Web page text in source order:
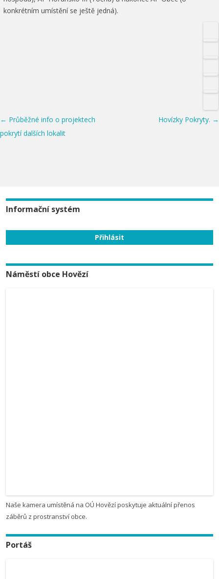
konkrétním umístění se ještě jedná).
Post navigation
← Průběžné info o projektech
pokrytí dalších lokalit
Hovízky Pokryty. →
Informační systém
Náměstí obce Hovězí
Naše kamera umístěná na OÚ Hovězí poskytuje aktuální přenos
záběrů z prostranství obce.
Portáš